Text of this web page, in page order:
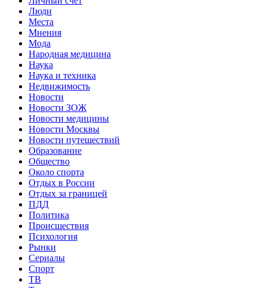
Люди
Места
Мнения
Мода
Народная медицина
Наука
Наука и техника
Недвижимость
Новости
Новости ЗОЖ
Новости медицины
Новости Москвы
Новости путешествий
Образование
Общество
Около спорта
Отдых в России
Отдых за границей
ПДД
Политика
Происшествия
Психология
Рынки
Сериалы
Спорт
ТВ